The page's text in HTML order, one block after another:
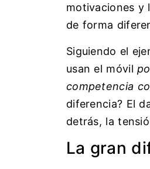
motivaciones y
de forma
Siguiendo el
usan el móvil
competencia
diferencia? El
detrás, la
La gran